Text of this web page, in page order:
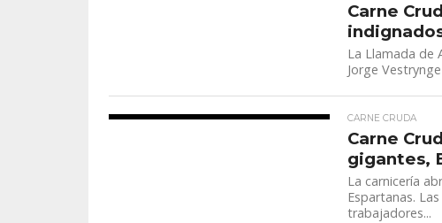
Carne
La Llamada de
Jorge
CARNE CRUDA
Carne
gigantes,
La carnicería
Espartanas.
trabajadores...